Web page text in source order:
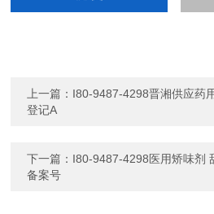
上一篇： I80-9487-4298晋湘供应药
登记A
下一篇： I80-9487-4298医用矫味剂
备案号